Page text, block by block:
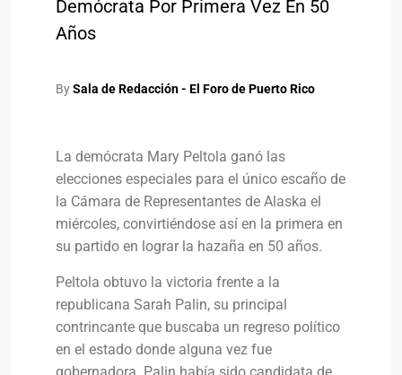
Demócrata Por Primera Vez En 50
Años
BySala de Redacción - El Foro de Puerto Rico
La demócrata Mary Peltola ganó las
elecciones especiales para el único escaño de
la Cámara de Representantes de Alaska el
miércoles, convirtiéndose así en la primera en
su partido en lograr la hazaña en 50 años.
Peltola obtuvo la victoria frente a la
republicana Sarah Palin, su principal
contrincante que buscaba un regreso político
en el estado donde alguna vez fue